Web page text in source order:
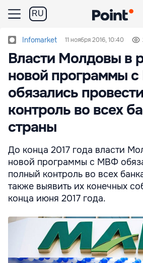
RU
Infomarket 11 ноября 2016, 10:40
Власти Молдовы в
новой программы
обязались
контроль во всех
страны
До конца 2017 года власти
новой программы с МВФ
полный контроль во всех
также выявить их конечных
конца июня 2017 года.